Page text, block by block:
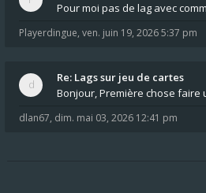
Pour moi pas de lag avec
Playerdingue, ven. juin 19, 2026 5:37 pm
Re: Lags sur jeu de cartes
Bonjour, Première chose faire
dlan67, dim. mai 03, 2026 12:41 pm